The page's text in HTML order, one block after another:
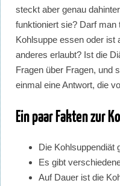
steckt aber genau
funktioniert sie? Darf man
Kohlsuppe essen oder ist
anderes erlaubt? Ist die
Fragen über Fragen, und
einmal eine Antwort, die
Ein paar Fakten zur
Die Kohlsuppendiät
Es gibt
Auf Dauer ist die